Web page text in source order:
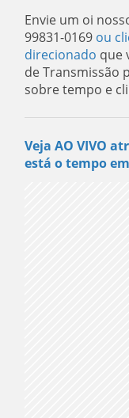
Envie um oi
99831-0169 ou
direcionado que
de Transmissão
sobre tempo e
Veja AO VIVO
está o tempo